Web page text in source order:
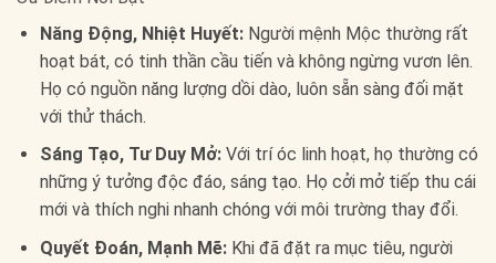
Năng Động, Nhiệt Huyết:Người mệnh Mộc thường rất
hoạt bát, có tinh thần cầu tiến và không ngừng vươn lên.
Họ có nguồn năng lượng dồi dào, luôn sẵn sàng đối mặt
với thử thách.
Sáng Tạo, Tư Duy Mở:Với trí óc linh hoạt, họ thường có
những ý tưởng độc đáo, sáng tạo. Họ cởi mở tiếp thu cái
mới và thích nghi nhanh chóng với môi trường thay đổi.
Quyết Đoán, Mạnh Mẽ:Khi đã đặt ra mục tiêu, người